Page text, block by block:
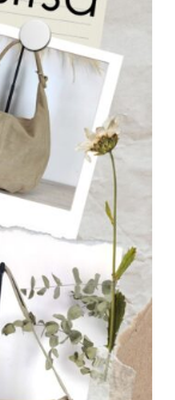
ροκ
2025, με έδρα
τη
να σπάσουν
μέσα από τις
ισορροπεί
στίχο και την
μάχες
Αντώνης –
Νικολάου